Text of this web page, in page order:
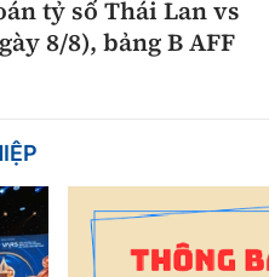
tỷ số Thái Lan vs
8/8), bảng B AFF